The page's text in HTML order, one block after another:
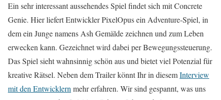
Ein sehr interessant aussehendes Spiel findet sich mit Concrete
Genie. Hier liefert Entwickler PixelOpus ein Adventure-Spiel, in
dem ein Junge namens Ash Gemälde zeichnen und zum Leben
erwecken kann. Gezeichnet wird dabei per Bewegungssteuerung.
Das Spiel sieht wahnsinnig schön aus und bietet viel Potenzial für
kreative Rätsel. Neben dem Trailer könnt Ihr in diesemInterview
mit den Entwicklernmehr erfahren. Wir sind gespannt, was uns